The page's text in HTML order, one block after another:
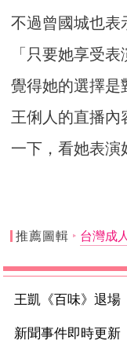
不過曾國城也表
「只要她享受
覺得她的選擇是
王俐人的直播內
一下，看她表演
推薦圖輯 台灣成
王凱《百味》退
新聞事件即時更